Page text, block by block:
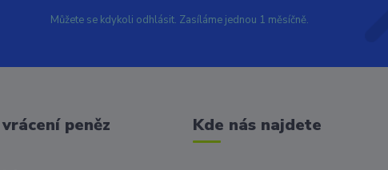
Můžete se kdykoli odhlásit. Zasíláme jednou 1 měsíčně.
peněz Kde nás najdete